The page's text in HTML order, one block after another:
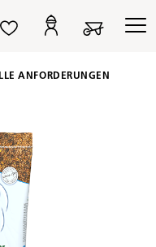
ANFORDERUNGEN